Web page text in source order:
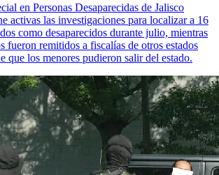
en Personas Desaparecidas de Jalisco
activas las investigaciones para localizar a 16
como desaparecidos durante julio, mientras
fueron remitidos a fiscalías de otros estados
que los menores pudieron salir del estado.